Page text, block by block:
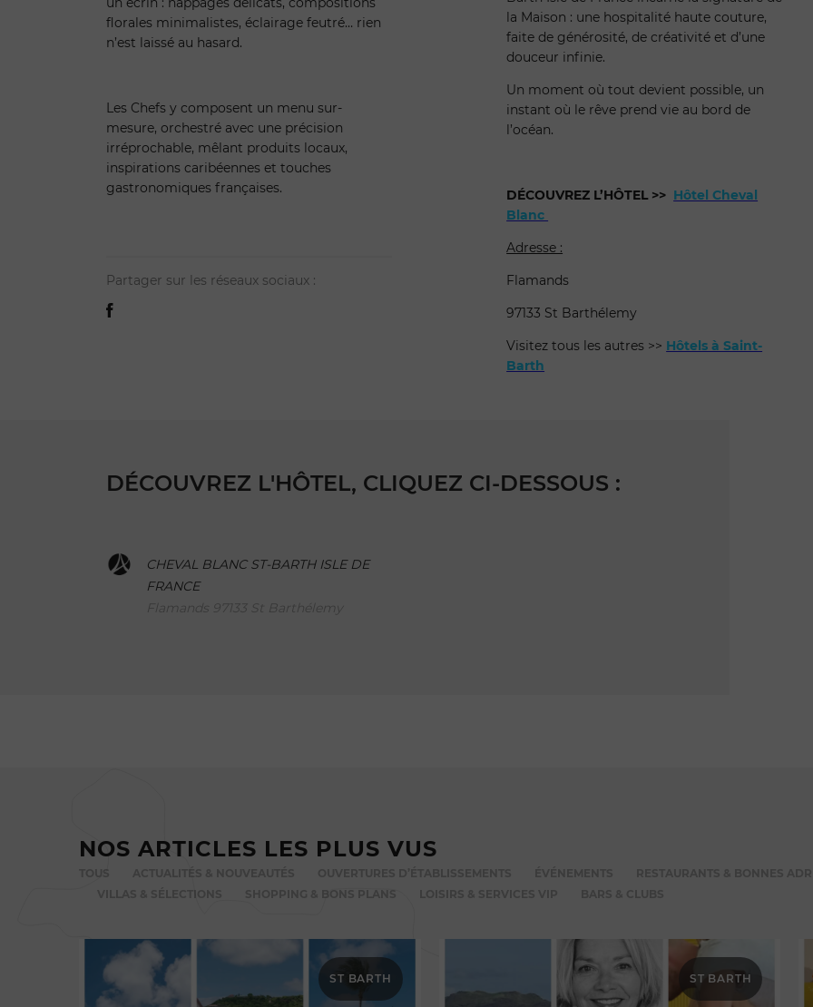
florales minimalistes, éclairage feutré… rien
n’est laissé au hasard.
Les Chefs y composent un menu sur-
mesure, orchestré avec une précision
irréprochable, mêlant produits locaux,
inspirations caribéennes et touches
gastronomiques françaises.
Partager sur les réseaux sociaux :
la Maison : une hospitalité haute couture,
faite de générosité, de créativité et d’une
douceur infinie.
Un moment où tout devient possible, un
instant où le rêve prend vie au bord de
l’océan.
DÉCOUVREZ L’HÔTEL >> Hôtel Cheval
Blanc
Adresse :
Flamands
97133 St Barthélemy
Visitez tous les autres >> Hôtels à Saint-
Barth
DÉCOUVREZ L'HÔTEL, CLIQUEZ CI-DESSOUS :
CHEVAL BLANC ST-BARTH ISLE DE
FRANCE
Flamands 97133 St Barthélemy
NOS ARTICLES LES PLUS VUS
TOUS ACTUALITÉS & NOUVEAUTÉS
VILLAS & SÉLECTIONS
SHOPPING & BONS PLANS
ST BARTH ST BARTH